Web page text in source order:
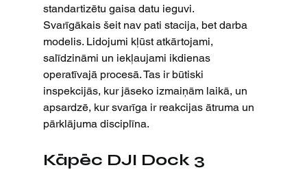
standartizētu gaisa datu ieguvi.
Svarīgākais šeit nav pati stacija, bet darba
modelis. Lidojumi kļūst atkārtojami,
salīdzināmi un iekļaujami ikdienas
operatīvajā procesā. Tas ir būtiski
inspekcijās, kur jāseko izmaiņām laikā, un
apsardzē, kur svarīga ir reakcijas ātruma un
pārklājuma disciplīna.
Kāpēc DJI Dock 3